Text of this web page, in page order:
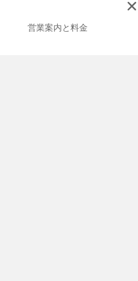
営業案内と料金